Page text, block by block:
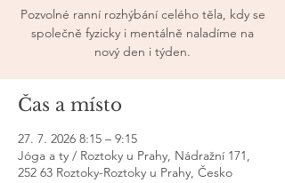
Pozvolné ranní rozhýbání celého těla, kdy se
společně fyzicky i mentálně naladíme na
nový den i týden.
Čas a místo
27. 7. 2026 8:15 – 9:15
Jóga a ty / Roztoky u Prahy, Nádražní 171,
252 63 Roztoky-Roztoky u Prahy, Česko